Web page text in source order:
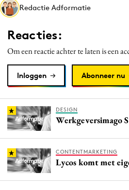
Merkstrategie
PR
Programmatic
Purpose Marketing
Reputatie & crisis
Redactie Adformatie
Reacties:
Om een reactie achter te laten is een
Inloggen Abonneer nu
DESIGN
Werkgeversimago
CONTENTMARKETING
Lycos komt met